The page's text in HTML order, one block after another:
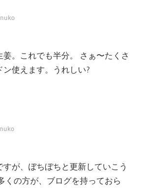
。これでも半分。 さぁ〜たくさ
ン使えます。うれしい?
が、ぼちぼちと更新していこう
の方が、ブログを持っておら